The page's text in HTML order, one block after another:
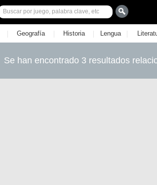
| Geografía | Historia | Lengua |
Se han encontrado 3 resultados